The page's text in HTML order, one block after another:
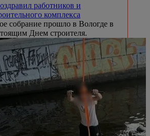
работников и
комплекса
собрание прошло в Вологде в
Днем строителя.